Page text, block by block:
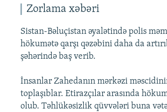
Zorlama xəbəri
Sistan-Bəluçistan əyalətində polis
hökumətə qarşı qəzəbini daha da
şəhərində baş verib.
İnsanlar Zahedanın mərkəzi
toplaşıblar. Etirazçılar arasında
olub. Təhlükəsizlik qüvvələri buna